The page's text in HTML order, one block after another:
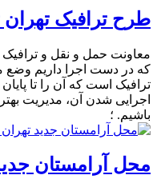
طرح ترافیک تهران
معاونت حمل و نقل و
که در دست اجرا داریم وضع
ترافیک است که آن را تا
اجرایی شدن آن، مدیریت
باشیم. ؛
محل آرامستان